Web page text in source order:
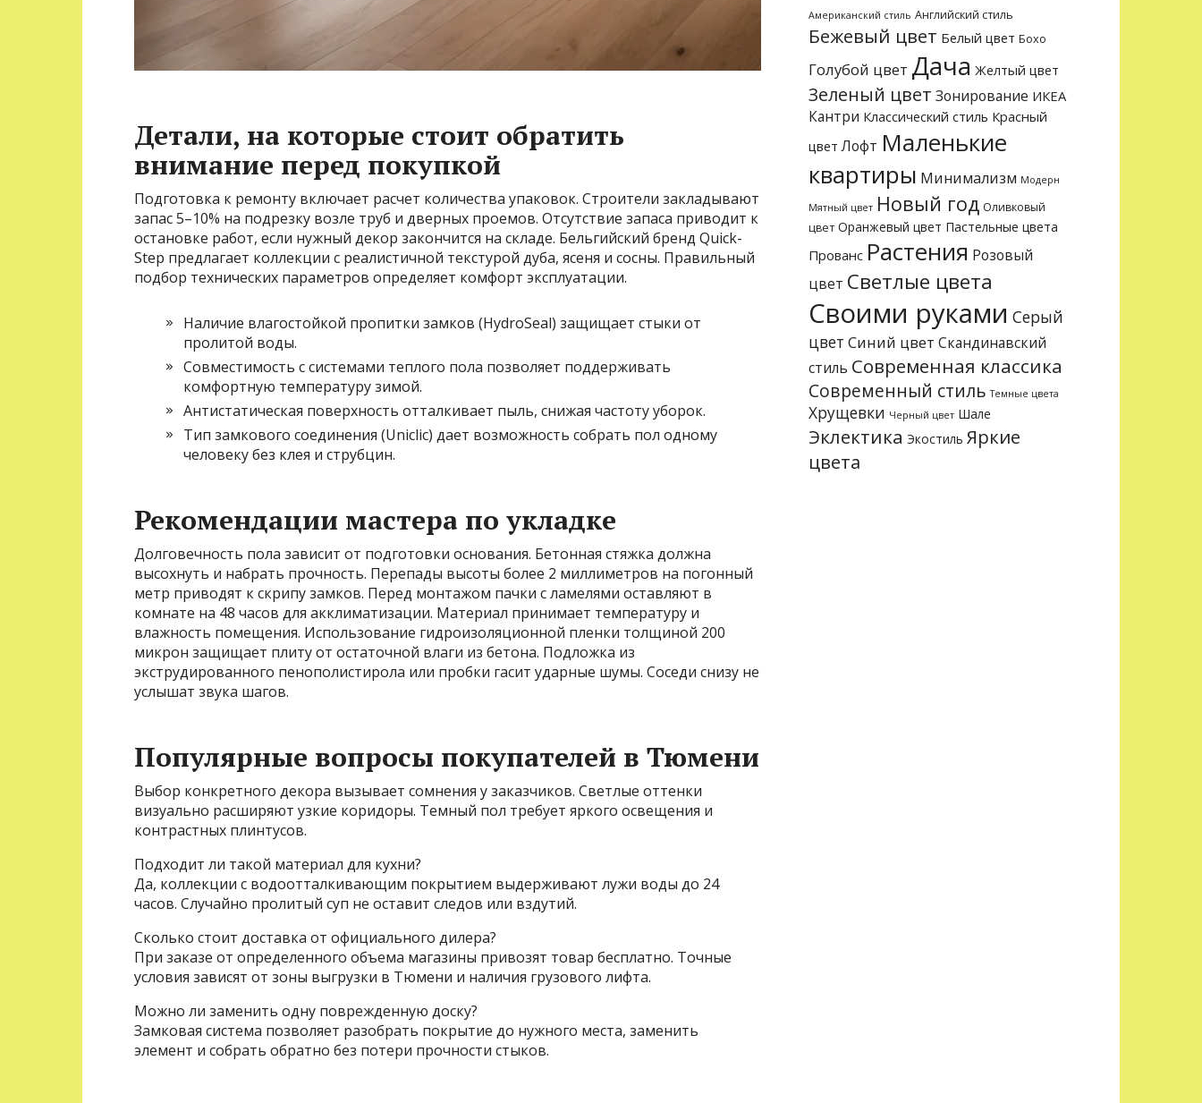
Детали, на которые стоит обратить
внимание перед покупкой
Подготовка к ремонту включает расчет количества упаковок. Строители закладывают
запас 5–10% на подрезку возле труб и дверных проемов. Отсутствие запаса приводит к
остановке работ, если нужный декор закончится на складе. Бельгийский бренд Quick-
Step предлагает коллекции с реалистичной текстурой дуба, ясеня и сосны. Правильный
подбор технических параметров определяет комфорт эксплуатации.
Наличие влагостойкой пропитки замков (HydroSeal) защищает стыки от
пролитой воды.
Совместимость с системами теплого пола позволяет поддерживать
комфортную температуру зимой.
Антистатическая поверхность отталкивает пыль, снижая частоту уборок.
Тип замкового соединения (Uniclic) дает возможность собрать пол одному
человеку без клея и струбцин.
Рекомендации мастера по укладке
Долговечность пола зависит от подготовки основания. Бетонная стяжка должна
высохнуть и набрать прочность. Перепады высоты более 2 миллиметров на погонный
метр приводят к скрипу замков. Перед монтажом пачки с ламелями оставляют в
комнате на 48 часов для акклиматизации. Материал принимает температуру и
влажность помещения. Использование гидроизоляционной пленки толщиной 200
микрон защищает плиту от остаточной влаги из бетона. Подложка из
экструдированного пенополистирола или пробки гасит ударные шумы. Соседи снизу не
услышат звука шагов.
Популярные вопросы покупателей в Тюмени
Выбор конкретного декора вызывает сомнения у заказчиков. Светлые оттенки
визуально расширяют узкие коридоры. Темный пол требует яркого освещения и
контрастных плинтусов.
Подходит ли такой материал для кухни?
Да, коллекции с водоотталкивающим покрытием выдерживают лужи воды до 24
часов. Случайно пролитый суп не оставит следов или вздутий.
Сколько стоит доставка от официального дилера?
При заказе от определенного объема магазины привозят товар бесплатно. Точные
условия зависят от зоны выгрузки в Тюмени и наличия грузового лифта.
Можно ли заменить одну поврежденную доску?
Замковая система позволяет разобрать покрытие до нужного места, заменить
элемент и собрать обратно без потери прочности стыков.
Американский стиль Английский стиль
Бежевый цвет Белый цвет Бохо
Голубой цвет Дача Желтый цвет
Зеленый цвет Зонирование ИКЕА
Кантри Классический стиль Красный
цвет Лофт Маленькие
квартиры Минимализм Модерн
Мятный цвет Новый год Оливковый
цвет Оранжевый цвет Пастельные цвета
Прованс Растения Розовый
цвет Светлые цвета
Своими руками Серый
цвет Синий цвет Скандинавский
стиль Современная классика
Современный стиль Темные цвета
Хрущевки Черный цвет Шале
Эклектика Экостиль Яркие
цвета